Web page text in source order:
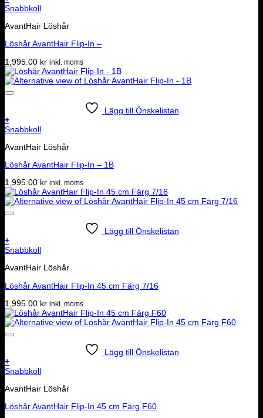
Snabbkoll
AvantHair Löshår
Löshår AvantHair Flip-In –
1,995.00 kr inkl. moms
Lägg till Önskelistan
+
Snabbkoll
AvantHair Löshår
Löshår AvantHair Flip-In – 1B
1,995.00 kr inkl. moms
Lägg till Önskelistan
+
Snabbkoll
AvantHair Löshår
Löshår AvantHair Flip-In 45 cm Färg 7/16
1,995.00 kr inkl. moms
Lägg till Önskelistan
+
Snabbkoll
AvantHair Löshår
Löshår AvantHair Flip-In 45 cm Färg F60